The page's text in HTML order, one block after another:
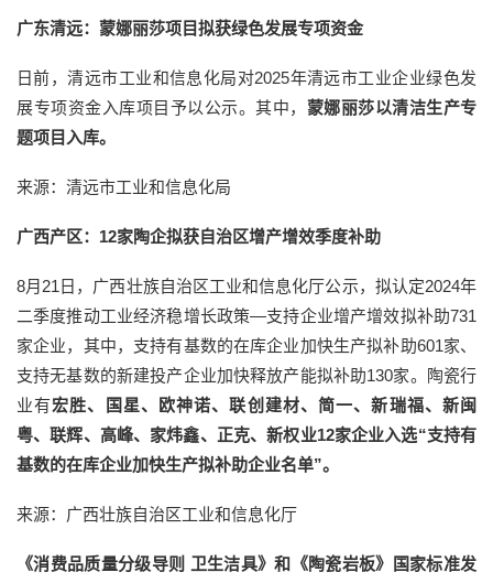
广东清远：蒙娜丽莎项目拟获绿色发展专项资金
日前，清远市工业和信息化局对2025年清远市工业企业绿色发
展专项资金入库项目予以公示。其中， 蒙娜丽莎以清洁生产专
题项目入库。
来源：清远市工业和信息化局
广西产区：12家陶企拟获自治区增产增效季度补助
8月21日，广西壮族自治区工业和信息化厅公示，拟认定2024年
二季度推动工业经济稳增长政策—支持企业增产增效拟补助731
家企业，其中，支持有基数的在库企业加快生产拟补助601家、
支持无基数的新建投产企业加快释放产能拟补助130家。陶瓷行
业有宏胜、国星、欧神诺、联创建材、简一、新瑞福、新闽
粤、联辉、高峰、家炜鑫、正克、新权业12家企业入选“支持有
基数的在库企业加快生产拟补助企业名单”。
来源：广西壮族自治区工业和信息化厅
《消费品质量分级导则 卫生洁具》和《陶瓷岩板》国家标准发